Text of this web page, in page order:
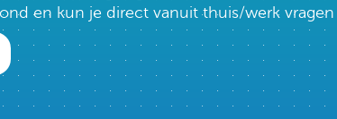
en kun je direct vanuit thuis/werk vragen